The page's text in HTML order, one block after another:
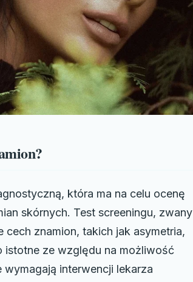
która ma na celu ocenę
skórnych. Test screeningu, zwany
znamion, takich jak asymetria,
istotne ze względu na możliwość
interwencji lekarza